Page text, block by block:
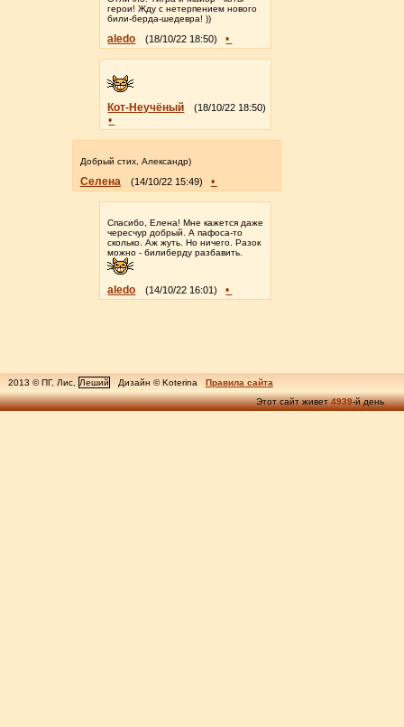
герои! Жду с нетерпением нового
били-берда-шедевра! ))
aledo (18/10/22 18:50) •
Кот-Неучёный (18/10/22 18:50)
•
Добрый стих, Александр)
Селена (14/10/22 15:49) •
Спасибо, Елена! Мне кажется даже
чересчур добрый. А пафоса-то
сколько. Аж жуть. Но ничего. Разок
можно - билиберду разбавить.
aledo (14/10/22 16:01) •
2013 © ПГ, Лис, Леший Дизайн © Koterina
Правила сайта
Этот сайт живет4939-й день